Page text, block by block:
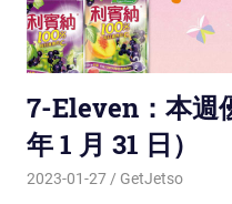
7-Eleven：本週
年 1 月 31 日）
2023-01-27 GetJetso